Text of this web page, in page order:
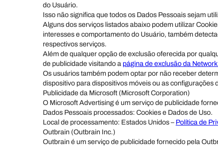
do Usuário.
Isso não significa que todos os Dados Pessoais sejam
Alguns dos serviços listados abaixo podem utilizar
interesses e comportamento do Usuário, também
respectivos serviços.
Além de qualquer opção de exclusão oferecida por
de publicidade visitando a página de exclusão da
Os usuários também podem optar por não receber
dispositivo para dispositivos móveis ou as configurações
Publicidade da Microsoft (Microsoft Corporation)
O Microsoft Advertising é um serviço de publicidade
Dados Pessoais processados: Cookies e Dados de Uso.
Local de processamento: Estados Unidos – Política de
Outbrain (Outbrain Inc.)
Outbrain é um serviço de publicidade fornecido pela